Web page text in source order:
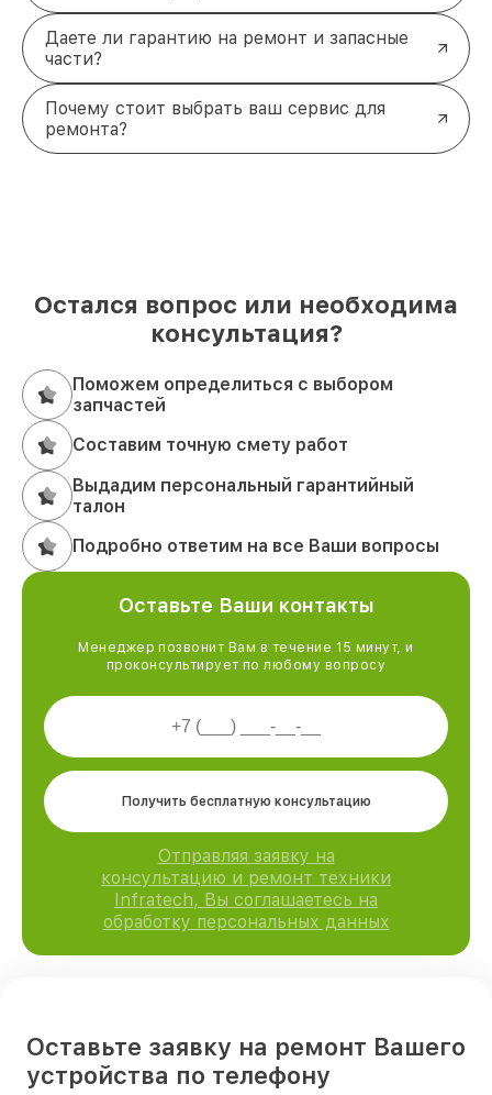
Даете ли гарантию на ремонт и запасные
части?
Почему стоит выбрать ваш сервис для
ремонта?
Остался вопрос или необходима
консультация?
Поможем определиться с выбором
запчастей
Составим точную смету работ
Выдадим персональный гарантийный
талон
Подробно ответим на все Ваши вопросы
Оставьте Ваши контакты
Менеджер позвонит Вам в течение 15 минут, и
проконсультирует по любому вопросу
Получить бесплатную консультацию
Отправляя заявку на
консультацию и ремонт техники
Infratech, Вы соглашаетесь на
обработку персональных данных
Оставьте заявку на ремонт Вашего
устройства по телефону